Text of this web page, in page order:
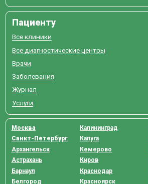
Пациенту
Все клиники
Все диагностические центры
Врачи
Заболевания
Журнал
Услуги
Москва
Санкт-Петербург
Архангельск
Астрахань
Барнаул
Белгород
Калининград
Калуга
Кемерово
Киров
Краснодар
Красноярск